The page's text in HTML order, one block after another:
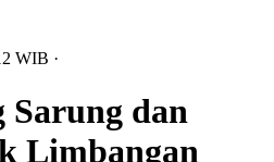
WIB ·
Sarung dan
Limbangan